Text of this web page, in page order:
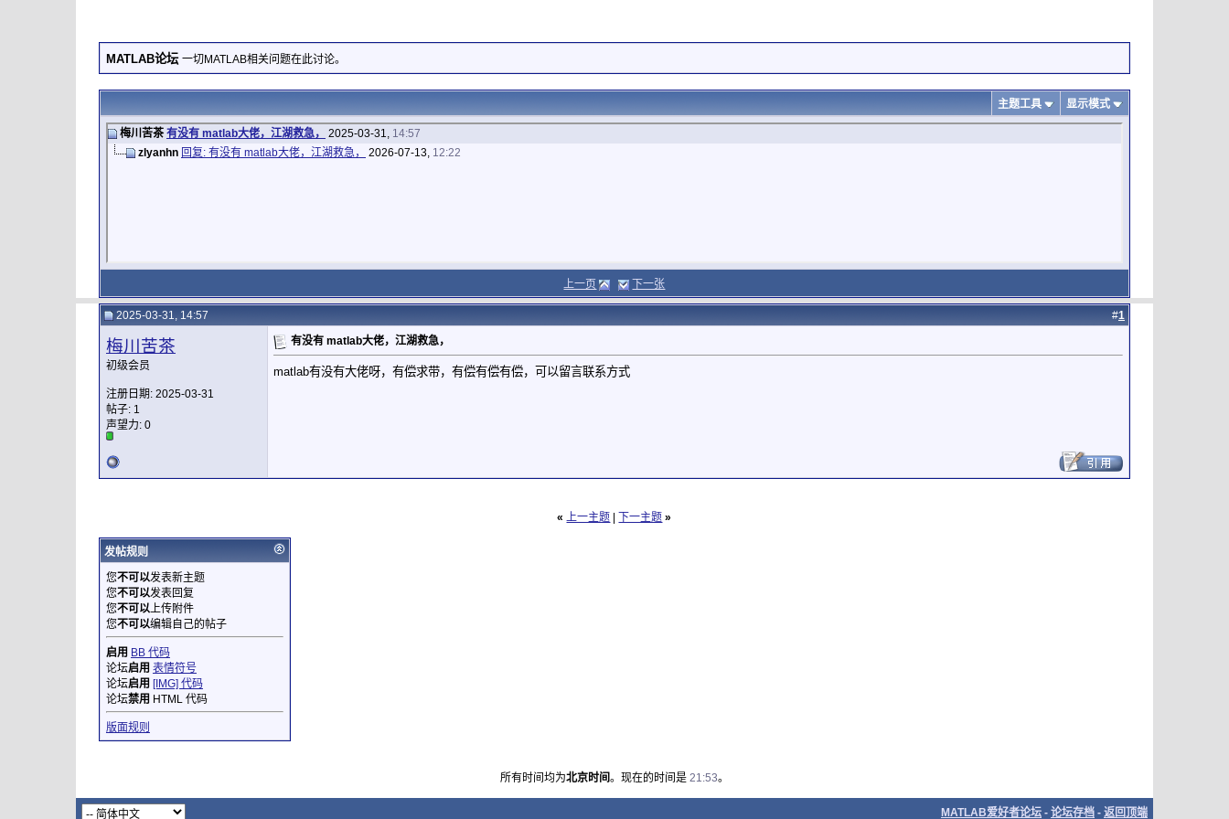
MATLAB论坛 一切MATLAB相关问题在此讨论。
主题工具 显示模式
梅川苦茶 有没有 matlab大佬，江湖救急， 2025-03-31, 14:57
zlyanhn 回复: 有没有 matlab大佬，江湖救急， 2026-07-13, 12:22
上一页 下一张
2025-03-31, 14:57 #1
梅川苦茶
初级会员
注册日期: 2025-03-31
帖子: 1
声望力: 0
有没有 matlab大佬，江湖救急，
matlab有没有大佬呀，有偿求带，有偿有偿有偿，可以留言联系方式
« 上一主题 下一主题 »
发帖规则
您不可以发表新主题
您不可以发表回复
您不可以上传附件
您不可以编辑自己的帖子
启用 BB 代码
论坛启用 表情符号
论坛启用 [IMG] 代码
论坛禁用 HTML 代码
版面规则
所有时间均为北京时间。现在的时间是 21:53。
MATLAB爱好者论坛 - 论坛存档 - 返回顶端